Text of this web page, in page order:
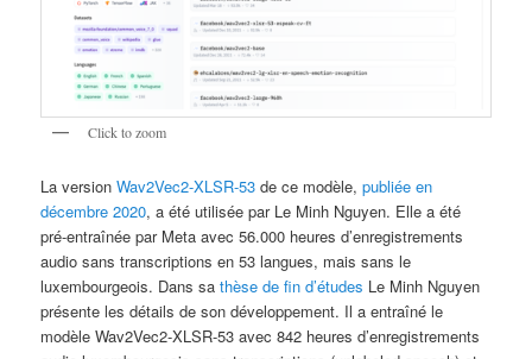
Click to zoom
La versionWav2Vec2-XLSR-53de ce modèle,publiée en
décembre 2020, a été utilisée par Le Minh Nguyen. Elle a été
pré-entraînée par Meta avec 56.000 heures d’enregistrements
audio sans transcriptions en 53 langues, mais sans le
luxembourgeois. Dans sathèse de fin d’études Le Minh Nguyen
présente les détails de son développement. Il a entraîné le
modèle Wav2Vec2-XLSR-53 avec 842 heures d’enregistrements